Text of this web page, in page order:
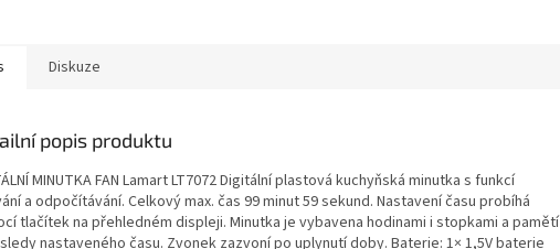
Diskuze
popis produktu
MINUTKA FAN Lamart LT7072 Digitální plastová kuchyňská minutka s funkcí
a odpočítávání. Celkový max. čas 99 minut 59 sekund. Nastavení času probíhá
tlačítek na přehledném displeji. Minutka je vybavena hodinami i stopkami a pamětí
nastaveného času. Zvonek zazvoní po uplynutí doby. Baterie: 1× 1,5V baterie